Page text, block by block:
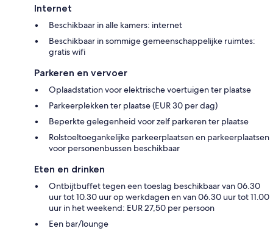
Internet
Beschikbaar in alle kamers: internet
Beschikbaar in sommige gemeenschappelijke ruimtes:
gratis wifi
Parkeren en vervoer
Oplaadstation voor elektrische voertuigen ter plaatse
Parkeerplekken ter plaatse (EUR 30 per dag)
Beperkte gelegenheid voor zelf parkeren ter plaatse
Rolstoeltoegankelijke parkeerplaatsen en parkeerplaatsen
voor personenbussen beschikbaar
Eten en drinken
Ontbijtbuffet tegen een toeslag beschikbaar van 06.30
uur tot 10.30 uur op werkdagen en van 06.30 uur tot 11.00
uur in het weekend: EUR 27,50 per persoon
Een bar/lounge